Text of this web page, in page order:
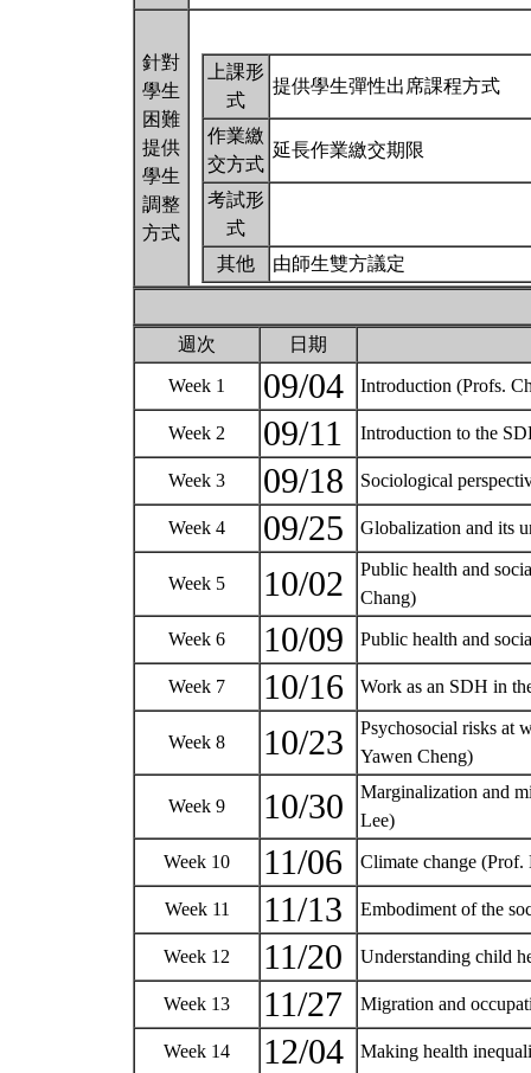
針對
學生
困難
提供
學生
調整
方式
上課形
式
提供學生彈性出席課程方式
作業繳
交方式
延長作業繳交期限
考試形
式
其他
由師生雙方議定
週次 日期
Week 1 09/04 Introduction (Profs.
Week 2 09/11 Introduction to the
Week 3 09/18 Sociological
Week 4 09/25 Globalization and its
Week 5 10/02
Public health and
Chang)
Week 6 10/09 Public health and
Week 7 10/16 Work as an SDH in
Week 8 10/23
Psychosocial risks at
Yawen Cheng)
Week 9 10/30
Marginalization and
Lee)
Week 10 11/06 Climate change
Week 11 11/13 Embodiment of the
Week 12 11/20 Understanding child
Week 13 11/27 Migration and
Week 14 12/04 Making health